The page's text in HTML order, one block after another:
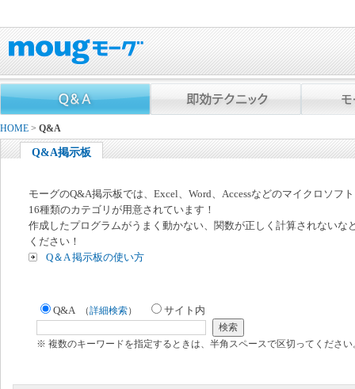
HOME > Q&A
Q&A掲示板
モーグのQ&A掲示板では、Excel、Word、Accessなどのマイクロソフ
16種類のカテゴリが用意されています！
作成したプログラムがうまく動かない、関数が正しく計算されないな
ください！
Q＆A 掲示板の使い方
Q&A （詳細検索） サイト内
※ 複数のキーワードを指定するときは、半角スペースで区切ってください